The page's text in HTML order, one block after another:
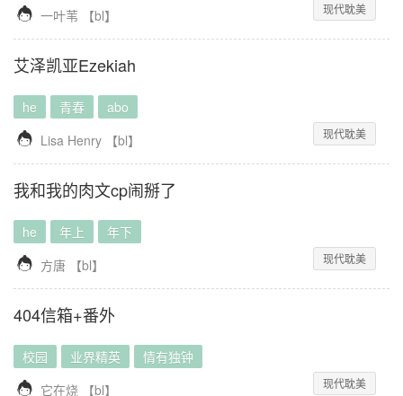
 一叶苇 【bl】 现代耽美
艾泽凯亚Ezekiah
he 青春 abo
 Lisa Henry 【bl】 现代耽美
我和我的肉文cp闹掰了
he 年上 年下
 方唐 【bl】 现代耽美
404信箱+番外
校园 业界精英 情有独钟
 它在烧 【bl】 现代耽美